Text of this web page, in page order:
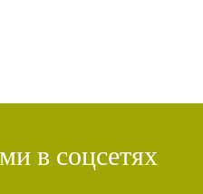
в соцсетях